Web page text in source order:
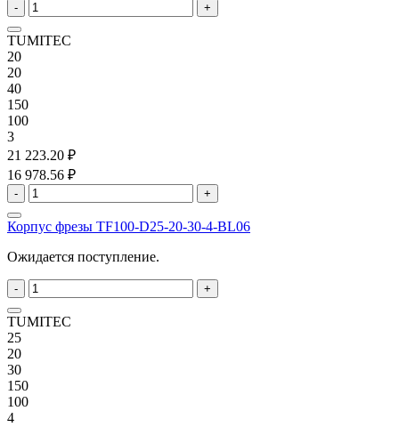
- +
TUMITEC
20
20
40
150
100
3
21 223.20 ₽
16 978.56 ₽
- +
Корпус фрезы TF100-D25-20-30-4-BL06
Ожидается поступление.
- +
TUMITEC
25
20
30
150
100
4